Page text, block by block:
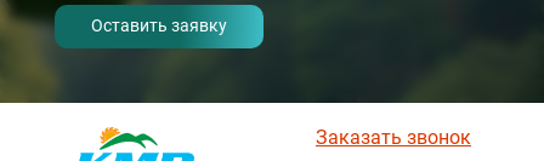
Заказать звонок